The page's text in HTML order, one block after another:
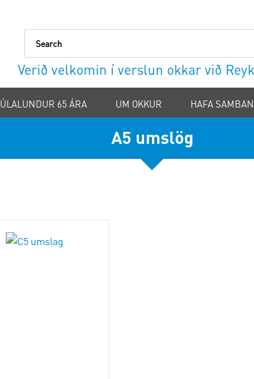
Verið velkomin í verslun okkar við
65 ÁRA UM OKKUR HAFA
A5 umslög